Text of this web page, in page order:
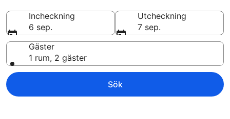
Incheckning
6 sep.
Utcheckning
7 sep.
Gäster
1 rum, 2 gäster
Sök